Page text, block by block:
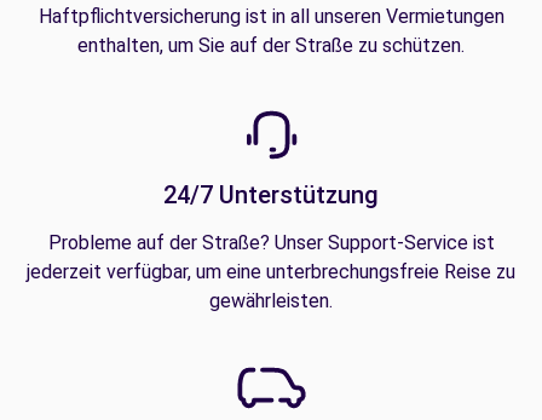
Haftpflichtversicherung ist in all unseren Vermietungen
enthalten, um Sie auf der Straße zu schützen.
24/7 Unterstützung
Probleme auf der Straße? Unser Support-Service ist
jederzeit verfügbar, um eine unterbrechungsfreie Reise zu
gewährleisten.